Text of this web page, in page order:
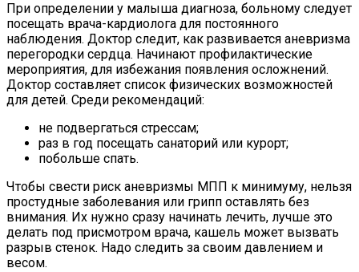
При определении у малыша диагноза, больному следует
посещать врача-кардиолога для постоянного
наблюдения. Доктор следит, как развивается аневризма
перегородки сердца. Начинают профилактические
мероприятия, для избежания появления осложнений.
Доктор составляет список физических возможностей
для детей. Среди рекомендаций:
не подвергаться стрессам;
раз в год посещать санаторий или курорт;
побольше спать.
Чтобы свести риск аневризмы МПП к минимуму, нельзя
простудные заболевания или грипп оставлять без
внимания. Их нужно сразу начинать лечить, лучше это
делать под присмотром врача, кашель может вызвать
разрыв стенок. Надо следить за своим давлением и
весом.